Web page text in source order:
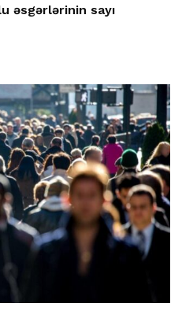
əsgərlərinin sayı